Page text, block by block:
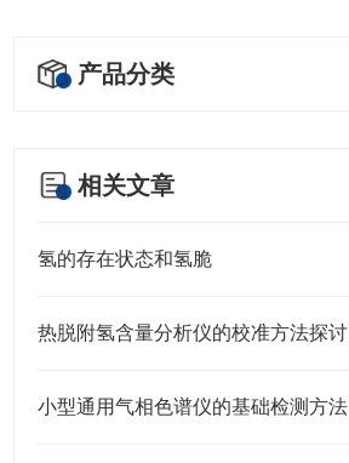
产品分类
相关文章
氢的存在状态和氢脆
热脱附氢含量分析仪的校准方法探讨
小型通用气相色谱仪的基础检测方法